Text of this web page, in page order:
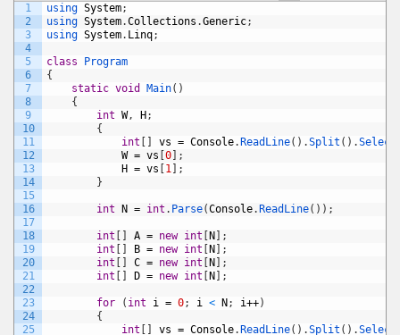
1
2
3
4
5
6
7
8
9
10
11
12
13
14
15
16
17
18
19
20
21
22
23
24
25
using System;
using System.Collections .Generic;
using System. Linq;
class
Program
{
static void Main( )
{
int W, H;
{
int [ ] vs = Console.ReadLine( ) .Split ( ) .Select
W = vs [0] ;
H = vs [1 ] ;
}
int N = int . Parse(Console.ReadLine( ) ) ;
int [ ] A = new int [N] ;
int [ ] B = new int [N] ;
int [ ] C = new int [N] ;
int [ ] D = new int [N] ;
for ( int i = 0; i < N; i++)
{
int [ ] vs = Console.ReadLine( ) .Split ( ) .Select